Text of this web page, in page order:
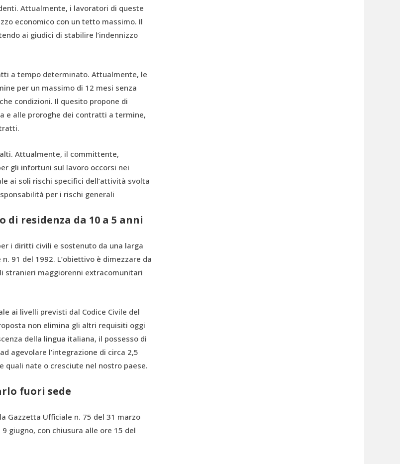
Attualmente, i lavoratori di queste
economico con un tetto massimo. Il
ai giudici di stabilire l’indennizzo
a tempo determinato. Attualmente, le
per un massimo di 12 mesi senza
condizioni. Il quesito propone di
e alle proroghe dei contratti a termine,
Attualmente, il committente,
gli infortuni sul lavoro occorsi nei
ai soli rischi specifici dell’attività svolta
per i rischi generali
residenza da 10 a 5 anni
i diritti civili e sostenuto da una larga
91 del 1992. L’obiettivo è dimezzare da
stranieri maggiorenni extracomunitari
ai livelli previsti dal Codice Civile del
non elimina gli altri requisiti oggi
della lingua italiana, il possesso di
agevolare l’integrazione di circa 2,5
quali nate o cresciute nel nostro paese.
fuori sede
Gazzetta Ufficiale n. 75 del 31 marzo
giugno, con chiusura alle ore 15 del